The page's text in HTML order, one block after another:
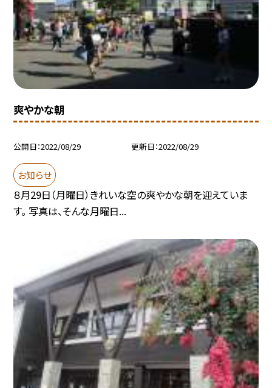
爽やかな朝
公開日 2022/08/29 更新日 2022/08/29
お知らせ
８月29日（月曜日）きれいな空の爽やかな朝を迎えていま
す。 写真は、そんな月曜日...